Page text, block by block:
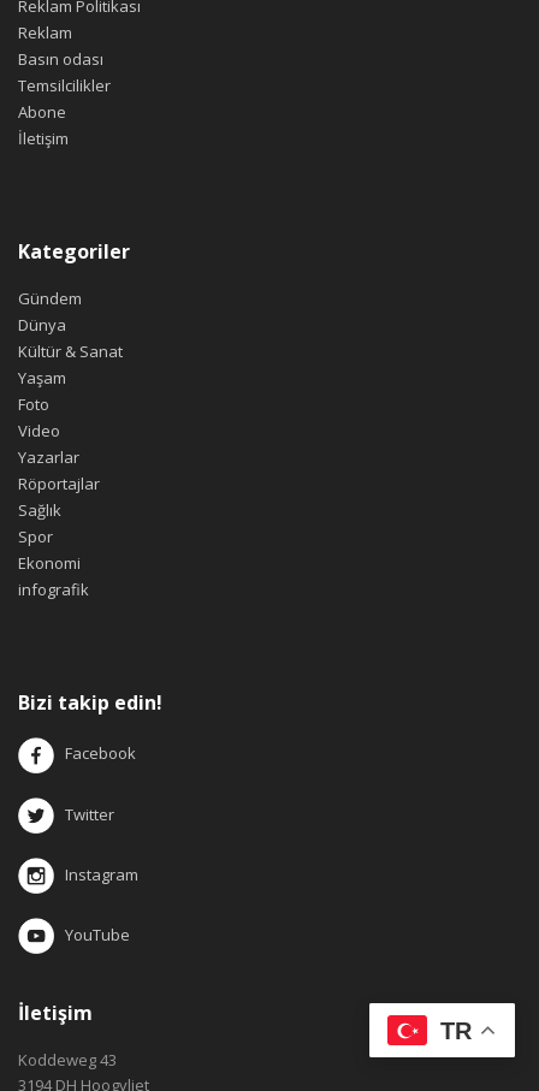
Reklam Politikası
Reklam
Basın odası
Temsilcilikler
Abone
İletişim
Kategoriler
Gündem
Dünya
Kültür & Sanat
Yaşam
Foto
Video
Yazarlar
Röportajlar
Sağlık
Spor
Ekonomi
infografik
Bizi takip edin!
Facebook
Twitter
Instagram
YouTube
İletişim
Koddeweg 43
3194 DH Hoogvliet
TR